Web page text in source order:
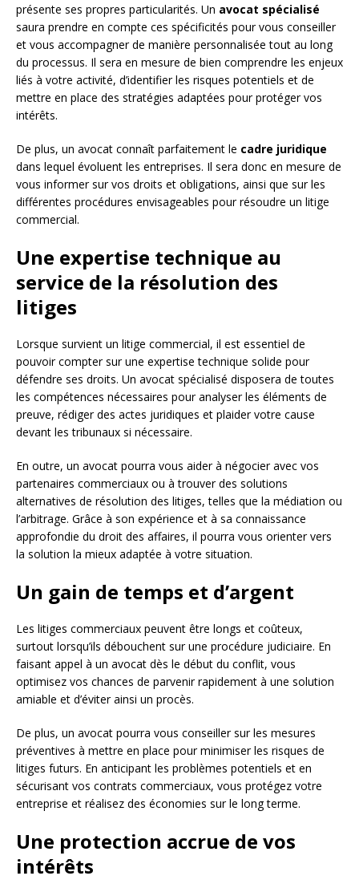
présente ses propres particularités. Un avocat spécialisé
saura prendre en compte ces spécificités pour vous conseiller
et vous accompagner de manière personnalisée tout au long
du processus. Il sera en mesure de bien comprendre les enjeux
liés à votre activité, d’identifier les risques potentiels et de
mettre en place des stratégies adaptées pour protéger vos
intérêts.
De plus, un avocat connaît parfaitement le cadre juridique
dans lequel évoluent les entreprises. Il sera donc en mesure de
vous informer sur vos droits et obligations, ainsi que sur les
différentes procédures envisageables pour résoudre un litige
commercial.
Une expertise technique au
service de la résolution des
litiges
Lorsque survient un litige commercial, il est essentiel de
pouvoir compter sur une expertise technique solide pour
défendre ses droits. Un avocat spécialisé disposera de toutes
les compétences nécessaires pour analyser les éléments de
preuve, rédiger des actes juridiques et plaider votre cause
devant les tribunaux si nécessaire.
En outre, un avocat pourra vous aider à négocier avec vos
partenaires commerciaux ou à trouver des solutions
alternatives de résolution des litiges, telles que la médiation ou
l’arbitrage. Grâce à son expérience et à sa connaissance
approfondie du droit des affaires, il pourra vous orienter vers
la solution la mieux adaptée à votre situation.
Un gain de temps et d’argent
Les litiges commerciaux peuvent être longs et coûteux,
surtout lorsqu’ils débouchent sur une procédure judiciaire. En
faisant appel à un avocat dès le début du conflit, vous
optimisez vos chances de parvenir rapidement à une solution
amiable et d’éviter ainsi un procès.
De plus, un avocat pourra vous conseiller sur les mesures
préventives à mettre en place pour minimiser les risques de
litiges futurs. En anticipant les problèmes potentiels et en
sécurisant vos contrats commerciaux, vous protégez votre
entreprise et réalisez des économies sur le long terme.
Une protection accrue de vos
intérêts